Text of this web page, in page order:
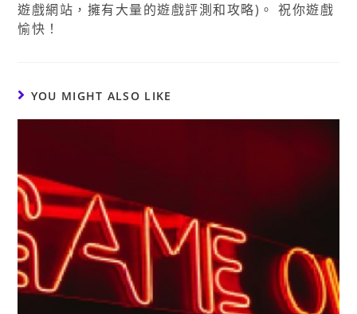
遊戲網站，擁有大量的遊戲評測和攻略)。 祝你遊戲
愉快！
YOU MIGHT ALSO LIKE